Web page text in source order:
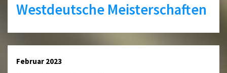
Westdeutsche Meisterschaften
Februar 2023